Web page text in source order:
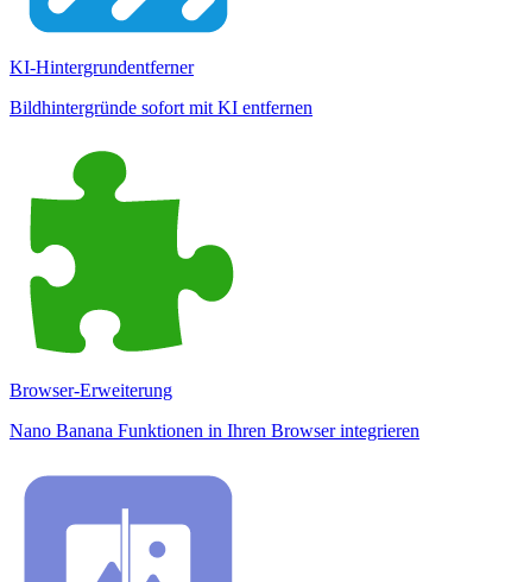
KI-Hintergrundentferner
Bildhintergründe sofort mit KI entfernen
Browser-Erweiterung
Nano Banana Funktionen in Ihren Browser integrieren